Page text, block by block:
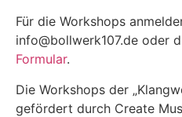
Für die Workshops
info@bollwerk107.de oder
Formular.
Die Workshops der
gefördert durch Create